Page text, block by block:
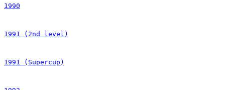
1990
1991 (2nd level)
1991 (Supercup)